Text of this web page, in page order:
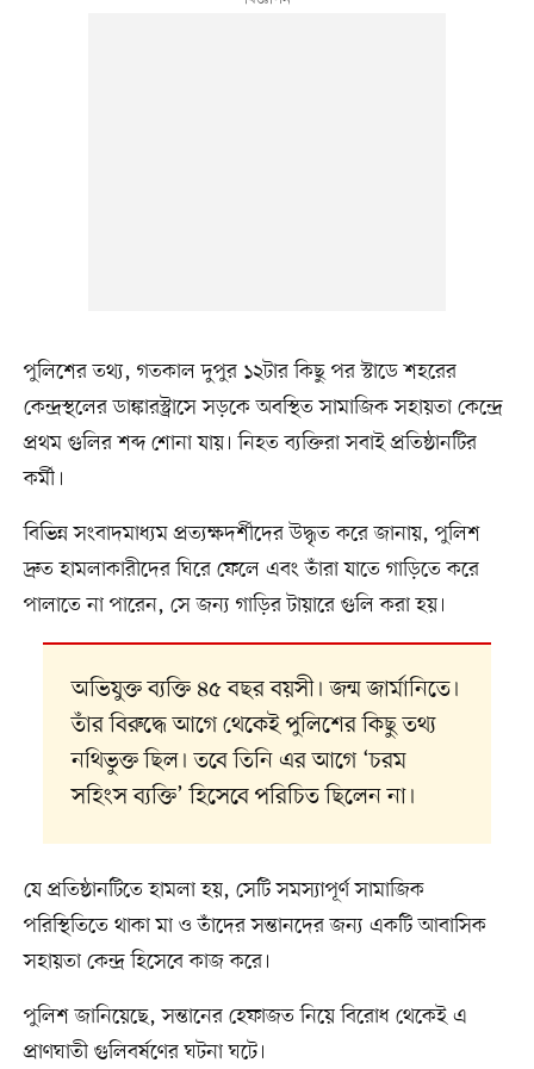
পুলিশের তথ্য, গতকাল দুপুর ১২টার কিছু পর স্টাডে শহরের
কেন্দ্রস্থলের ডাঙ্কারস্ট্রাসে সড়কে অবস্থিত সামাজিক সহায়তা কেন্দ্রে
প্রথম গুলির শব্দ শোনা যায়। নিহত ব্যক্তিরা সবাই প্রতিষ্ঠানটির
কর্মী।
বিভিন্ন সংবাদমাধ্যম প্রত্যক্ষদর্শীদের উদ্ধৃত করে জানায়, পুলিশ
দ্রুত হামলাকারীদের ঘিরে ফেলে এবং তাঁরা যাতে গাড়িতে করে
পালাতে না পারেন, সে জন্য গাড়ির টায়ারে গুলি করা হয়।
অভিযুক্ত ব্যক্তি ৪৫ বছর বয়সী। জন্ম জার্মানিতে।
তাঁর বিরুদ্ধে আগে থেকেই পুলিশের কিছু তথ্য
নথিভুক্ত ছিল। তবে তিনি এর আগে ‘চরম
সহিংস ব্যক্তি’ হিসেবে পরিচিত ছিলেন না।
যে প্রতিষ্ঠানটিতে হামলা হয়, সেটি সমস্যাপূর্ণ সামাজিক
পরিস্থিতিতে থাকা মা ও তাঁদের সন্তানদের জন্য একটি আবাসিক
সহায়তা কেন্দ্র হিসেবে কাজ করে।
পুলিশ জানিয়েছে, সন্তানের হেফাজত নিয়ে বিরোধ থেকেই এ
প্রাণঘাতী গুলিবর্ষণের ঘটনা ঘটে।